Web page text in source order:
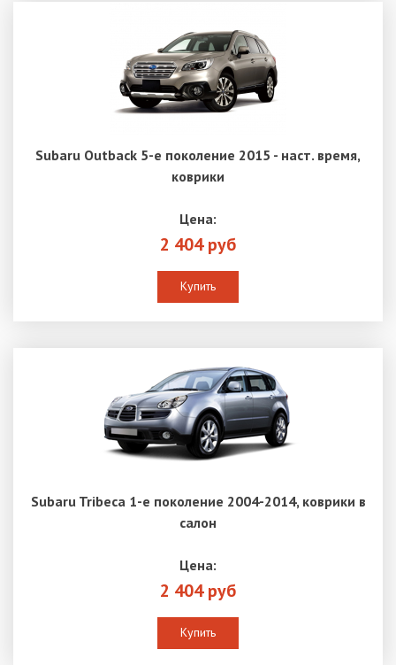
Subaru Outback 5-е поколение 2015 - наст. время,
коврики
Цена:
2 404 руб
Купить
Subaru Tribeca 1-е поколение 2004-2014, коврики в
салон
Цена:
2 404 руб
Купить